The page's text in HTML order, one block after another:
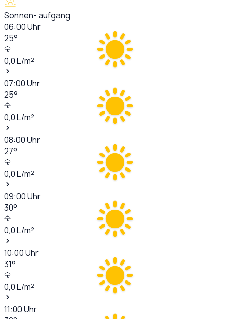
Sonnen- aufgang
06:00Uhr
25°
0,0L/m²
07:00Uhr
25°
0,0L/m²
08:00Uhr
27°
0,0L/m²
09:00Uhr
30°
0,0L/m²
10:00Uhr
31°
0,0L/m²
11:00Uhr